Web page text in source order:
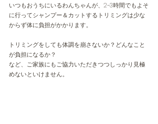
いつもおうちにいるわんちゃんが、2~3時間でもよそ
に行ってシャンプー＆カットするトリミングは少な
からず体に負担がかかります。
トリミングをしても体調を崩さないか？どんなこと
が負担になるか？
など、ご家族にもご協力いただきつつしっかり見極
めないといけません。